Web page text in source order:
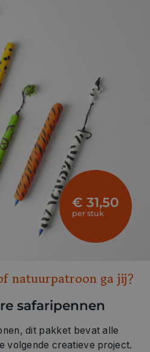
€ 31,50
per stuk
natuurpatroon ga jij?
safaripennen
dit pakket bevat alle
volgende creatieve project.